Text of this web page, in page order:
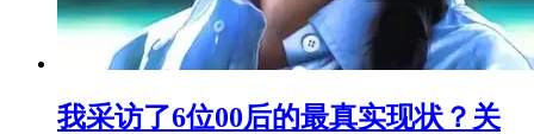
我采访了6位00后的最真实现状？关